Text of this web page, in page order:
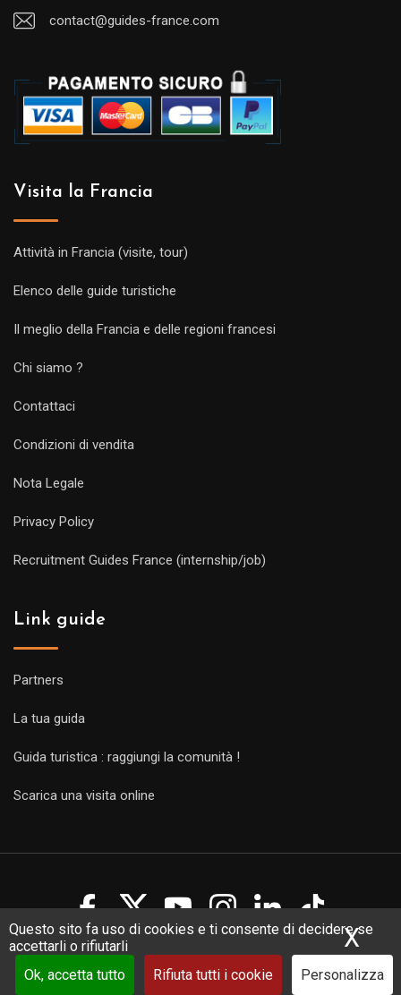
Questo sito fa uso di cookies e ti consente di decidere se
accettarli o rifiutarli
Ok, accetta tutto
Rifiuta tutti i cookie Personalizza
X
contact@guides-france.com
Visita la Francia
Attività in Francia (visite, tour)
Elenco delle guide turistiche
Il meglio della Francia e delle regioni francesi
Chi siamo ?
Contattaci
Condizioni di vendita
Nota Legale
Privacy Policy
Recruitment Guides France (internship/job)
Link guide
Partners
La tua guida
Guida turistica : raggiungi la comunità !
Scarica una visita online
Copyright Guides 2021. Tous droits réservés.
Développement
web sur mesurepar iSoluce